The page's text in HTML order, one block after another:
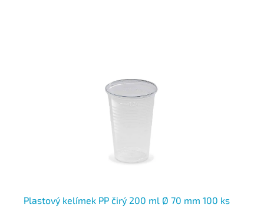
Plastový kelímek PP čirý 200 ml Ø 70 mm 100 ks